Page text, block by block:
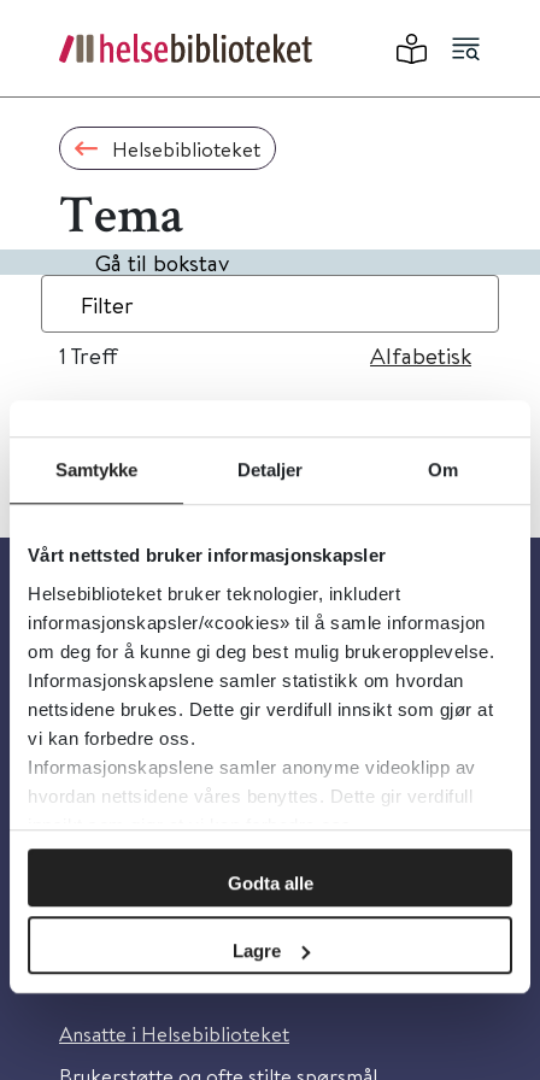
Samtykke Detaljer Om
Vårt nettsted bruker informasjonskapsler
Helsebiblioteket bruker teknologier, inkludert
informasjonskapsler/«cookies» til å samle informasjon
om deg for å kunne gi deg best mulig brukeropplevelse.
Informasjonskapslene samler statistikk om hvordan
nettsidene brukes. Dette gir verdifull innsikt som gjør at
vi kan forbedre oss.
Informasjonskapslene samler anonyme videoklipp av
hvordan nettsidene våres benyttes. Dette gir verdifull
innsikt som gjør at vi kan forbedre oss.
Godta alle
Lagre
Helsebiblioteket
Tema
Gå til bokstav
Filter
1 Treff Alfabetisk
Om oss
Om Helsebiblioteket
Personvern og informasjonskapsler
Tilgjengelighetserklæring
Information in English
Ansatte i Helsebiblioteket